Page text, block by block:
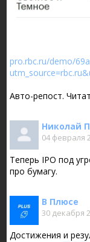
pro.rbc.ru/demo/
Авто-репост.
Николай
04 февраля
Теперь IPO под
про бумагу.
В Плюсе
30 декабря
Достижения и